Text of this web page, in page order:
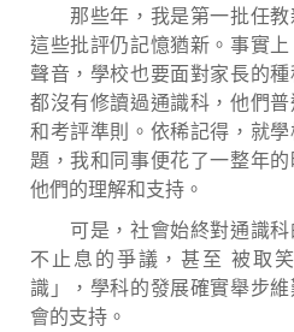
那些年，我是第一批任教
這些批評仍記憶猶新。事實
聲音，學校也要面對家長的
都沒有修讀過通識科，他們
和考評準則。依稀記得，就
題，我和同事便花了一整年
他們的理解和支持。
可是，社會始終對通識科
不止息的爭議，甚至 被取
識」，學科的發展確實舉步
會的支持。